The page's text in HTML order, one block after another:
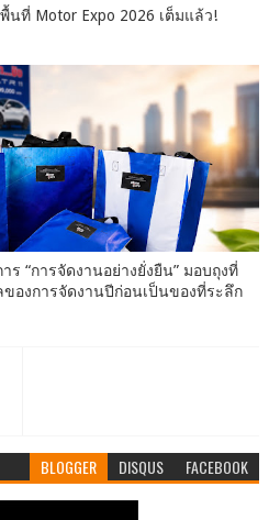
ที่ Motor Expo 2026 เต็มแล้ว!
ร “การจัดงานอย่างยั่งยืน” มอบถุงที่
องการจัดงานปีก่อนเป็นของที่ระลึก
BLOGGER DISQUS FACEBOOK